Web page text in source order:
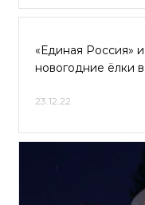
«Единая Россия»
новогодние ёлки
23.12.22